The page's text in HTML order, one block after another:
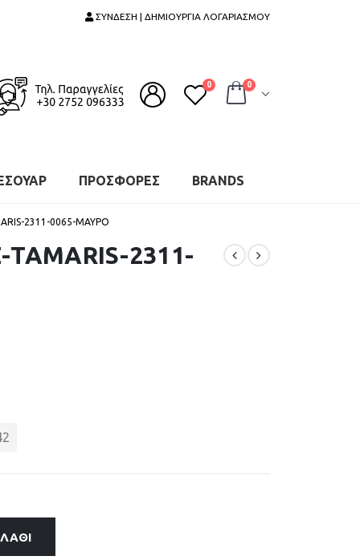
ΣΥΝΔΕΣΗ | ΔΗΜΙΟΥΡΓΙΑ ΛΟΓΑΡΙΑΣΜΟΥ
0 0
ΠΡΟΣΦΟΡΕΣ BRANDS
2311-0065-ΜΑΥΡΟ
2311-